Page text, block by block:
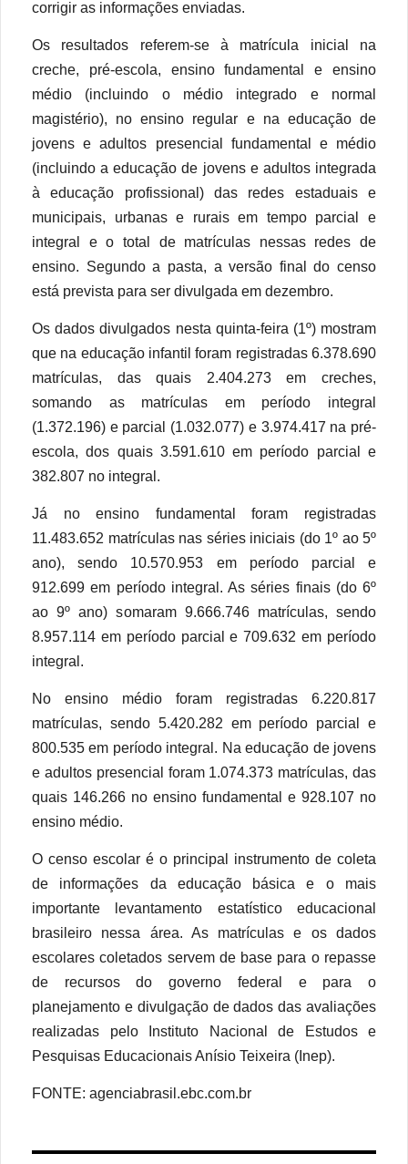
corrigir as informações enviadas.
Os resultados referem-se à matrícula inicial na
creche, pré-escola, ensino fundamental e ensino
médio (incluindo o médio integrado e normal
magistério), no ensino regular e na educação de
jovens e adultos presencial fundamental e médio
(incluindo a educação de jovens e adultos integrada
à educação profissional) das redes estaduais e
municipais, urbanas e rurais em tempo parcial e
integral e o total de matrículas nessas redes de
ensino. Segundo a pasta, a versão final do censo
está prevista para ser divulgada em dezembro.
Os dados divulgados nesta quinta-feira (1º) mostram
que na educação infantil foram registradas 6.378.690
matrículas, das quais 2.404.273 em creches,
somando as matrículas em período integral
(1.372.196) e parcial (1.032.077) e 3.974.417 na pré-
escola, dos quais 3.591.610 em período parcial e
382.807 no integral.
Já no ensino fundamental foram registradas
11.483.652 matrículas nas séries iniciais (do 1º ao 5º
ano), sendo 10.570.953 em período parcial e
912.699 em período integral. As séries finais (do 6º
ao 9º ano) somaram 9.666.746 matrículas, sendo
8.957.114 em período parcial e 709.632 em período
integral.
No ensino médio foram registradas 6.220.817
matrículas, sendo 5.420.282 em período parcial e
800.535 em período integral. Na educação de jovens
e adultos presencial foram 1.074.373 matrículas, das
quais 146.266 no ensino fundamental e 928.107 no
ensino médio.
O censo escolar é o principal instrumento de coleta
de informações da educação básica e o mais
importante levantamento estatístico educacional
brasileiro nessa área. As matrículas e os dados
escolares coletados servem de base para o repasse
de recursos do governo federal e para o
planejamento e divulgação de dados das avaliações
realizadas pelo Instituto Nacional de Estudos e
Pesquisas Educacionais Anísio Teixeira (Inep).
FONTE: agenciabrasil.ebc.com.br